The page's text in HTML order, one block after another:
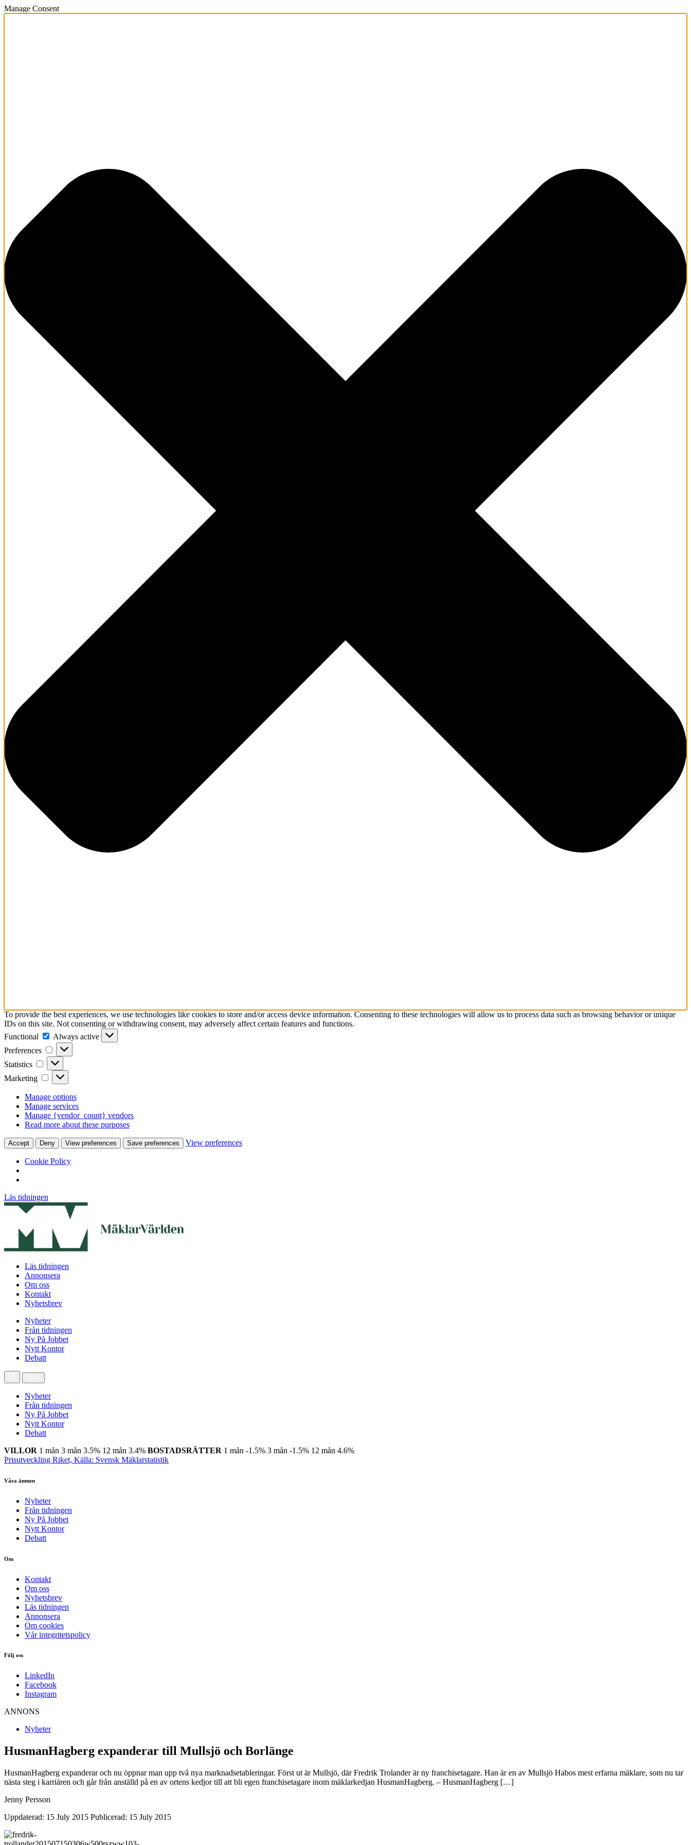
Manage Consent
To provide the best experiences, we use technologies like cookies to store and/or access device information. Consenting to these technologies will allow us to process data such as browsing behavior or unique
IDs on this site. Not consenting or withdrawing consent, may adversely affect certain features and functions.
Functional
Functional
Always active
Preferences
Preferences
Statistics Statistics
Marketing Marketing
Manage options
Manage services
Manage {vendor_count} vendors
Read more about these purposes
Accept Deny View preferences Save preferences View preferences
Cookie Policy
Läs tidningen
Läs tidningen
Annonsera
Om oss
Kontakt
Nyhetsbrev
Nyheter
Från tidningen
Ny På Jobbet
Nytt Kontor
Debatt
Nyheter
Från tidningen
Ny På Jobbet
Nytt Kontor
Debatt
VILLOR 1 mån 3 mån 3.5% 12 mån 3.4% BOSTADSRÄTTER 1 mån -1.5% 3 mån -1.5% 12 mån 4.6%
Prisutveckling Riket, Källa: Svensk Mäklarstatistik
Våra ämnen
Nyheter
Från tidningen
Ny På Jobbet
Nytt Kontor
Debatt
Om
Kontakt
Om oss
Nyhetsbrev
Läs tidningen
Annonsera
Om cookies
Vår integritetspolicy
Följ oss
LinkedIn
Facebook
Instagram
ANNONS
Nyheter
HusmanHagberg expanderar till Mullsjö och Borlänge
HusmanHagberg expanderar och nu öppnar man upp två nya marknadsetableringar. Först ut är Mullsjö, där Fredrik Trolander är ny franchisetagare. Han är en av Mullsjö Habos mest erfarna mäklare, som nu tar
nästa steg i karriären och går från anställd på en av ortens kedjor till att bli egen franchisetagare inom mäklarkedjan HusmanHagberg. – HusmanHagberg […]
Jenny Persson
Uppdaterad: 15 July 2015 Publicerad: 15 July 2015